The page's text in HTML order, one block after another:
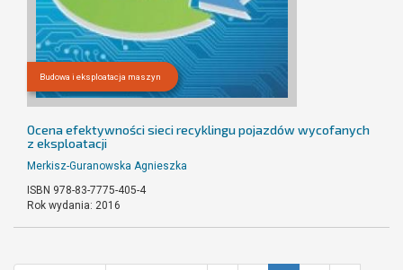
Budowa i eksploatacja maszyn
Ocena efektywności sieci recyklingu pojazdów wycofanych
z eksploatacji
Merkisz-Guranowska Agnieszka
ISBN 978-83-7775-405-4
Rok wydania: 2016